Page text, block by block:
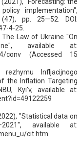
implementation",
pp. 25—52. DOI:
4-25.
Law of Ukraine "On
available at:
conv (Accessed 15
Infljacijnogo
the Inflation Targeting
Kyi'v, available at:
"Statistical data on
available at:
cit.htm